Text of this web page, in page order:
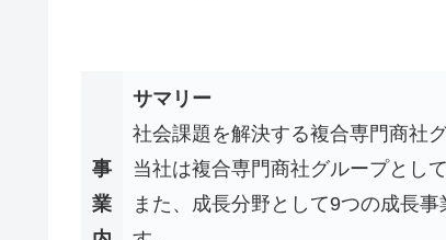
事
業
サマリー
社会課題を解決する複合専門商社
当社は複合専門商社グループとし
また、成長分野として9つの成長